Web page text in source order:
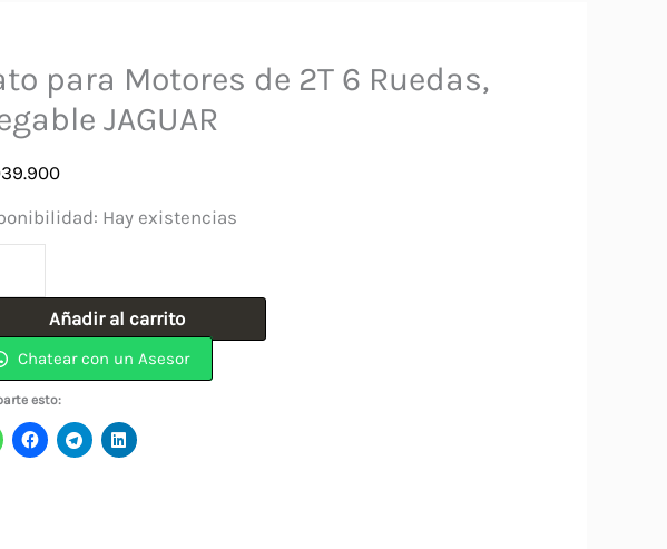
para Motores de 2T 6 Ruedas,
JAGUAR
Hay existencias
Añadir al carrito
Chatear con un Asesor
esto: